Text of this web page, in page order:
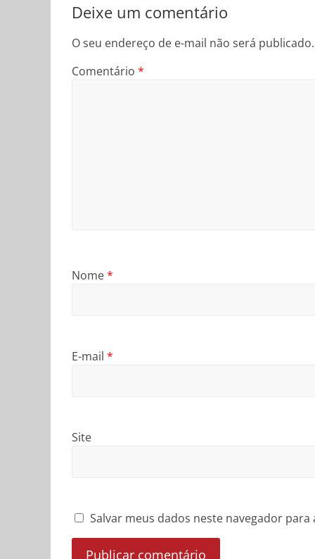
Deixe um comentário
O seu endereço de e-mail não será publicado.
Comentário *
Nome*
E-mail *
Site
Salvar meus dados neste navegador